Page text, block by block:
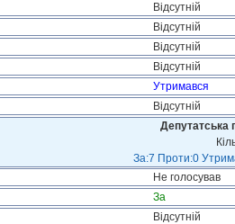
Відсутній
Відсутній
Відсутній
Відсутній
Утримався
Відсутній
Депутатська
За:7 Проти:0
Не голосував
За
Відсутній